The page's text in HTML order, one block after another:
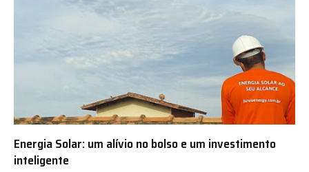
Energia Solar: um alívio no bolso e um investimento
inteligente